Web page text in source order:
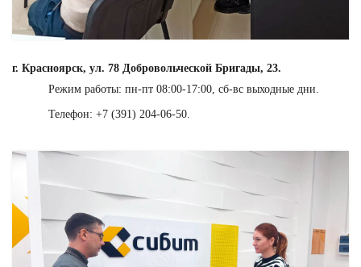
г. Красноярск, ул. 78 Добровольческой Бригады, 23.
Режим работы: пн-пт 08:00-17:00, сб-вс выходные дни.
Телефон: +7 (391) 204-06-50.